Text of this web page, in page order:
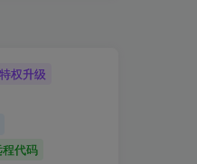
权升级
代码